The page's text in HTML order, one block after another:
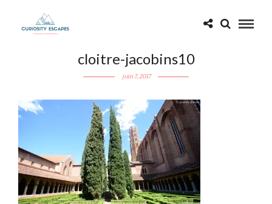
cloitre-jacobins10
juin 7, 2017